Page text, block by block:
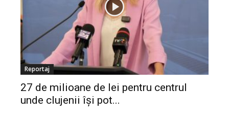
Reportaj
27 de milioane de lei pentru centrul
unde clujenii își pot...